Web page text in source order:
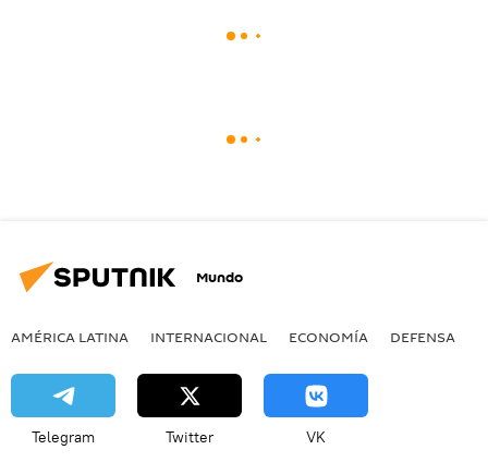
Mundo
AMÉRICA LATINA INTERNACIONAL ECONOMÍA DEFENSA
Telegram Twitter VK